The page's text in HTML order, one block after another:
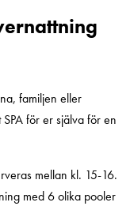
familjen eller
för er själva för en
mellan kl. 15-16.
med 6 olika pooler